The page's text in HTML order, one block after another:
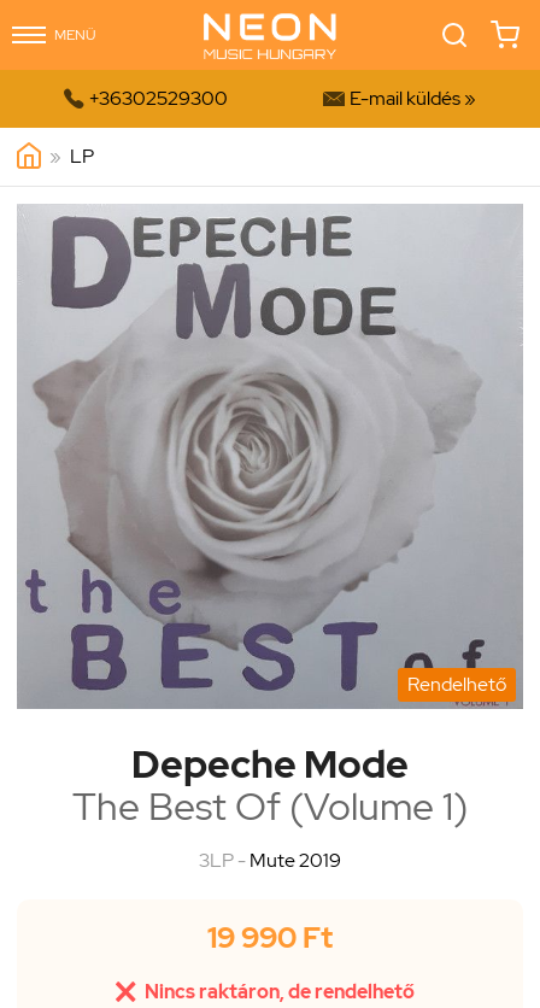
MENÜ
 +36302529300  E-mail küldés »
» LP
Rendelhető
Depeche Mode
The Best Of (Volume 1)
3LP -Mute 2019
19 990 Ft
 Nincs raktáron, de rendelhető